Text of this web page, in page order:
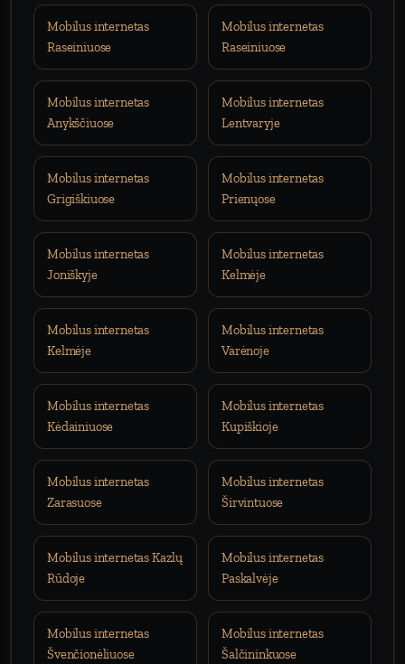
Mobilus internetas
Raseiniuose
Mobilus internetas
Raseiniuose
Mobilus internetas
Anykščiuose
Mobilus internetas
Lentvaryje
Mobilus internetas
Grigiškiuose
Mobilus internetas
Prienųose
Mobilus internetas
Joniškyje
Mobilus internetas
Kelmėje
Mobilus internetas
Kelmėje
Mobilus internetas
Varėnoje
Mobilus internetas
Kėdainiuose
Mobilus internetas
Kupiškioje
Mobilus internetas
Zarasuose
Mobilus internetas
Širvintuose
Mobilus internetas Kazlų
Rūdoje
Mobilus internetas
Paskalvėje
Mobilus internetas
Švenčionėliuose
Mobilus internetas
Šalčininkuose